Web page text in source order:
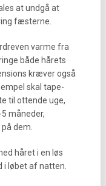
at undgå at
fæsterne.
varme fra
både hårets
kræver også
skal tape-
til ottende uge,
måneder,
dem.
håret i en løs
i løbet af natten.